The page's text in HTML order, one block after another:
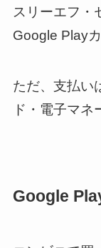
スリーエフ・
Google Play
ただ、支払い
ド・電子マネ
Google